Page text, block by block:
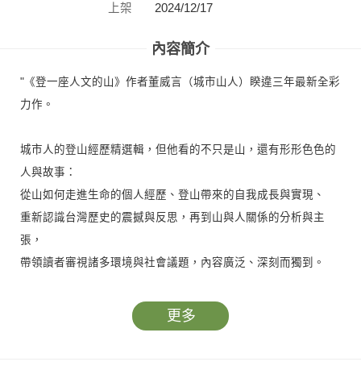
上架
2024/12/17
內容簡介
"《登一座人文的山》作者董威言（城市山人）睽違三年最新全彩
力作。
城市人的登山經歷精選輯，但他看的不只是山，還有形形色色的
人與故事：
從山如何走進生命的個人經歷、登山帶來的自我成長與實現、
重新認識台灣歷史的震撼與反思，再到山與人關係的分析與主
張，
帶領讀者審視諸多環境與社會議題，內容廣泛、深刻而獨到。
本書是著眼台灣整體登山環境，
以及作為一位台灣公民該如何看待自家山林的肺腑之作。
更多